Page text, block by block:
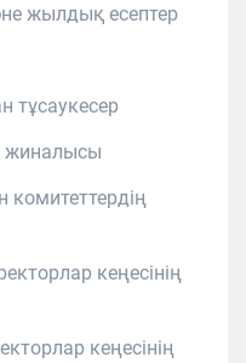
жылдық есептер
тұсаукесер
жиналысы
комитеттердің
кеңесінің
кеңесінің